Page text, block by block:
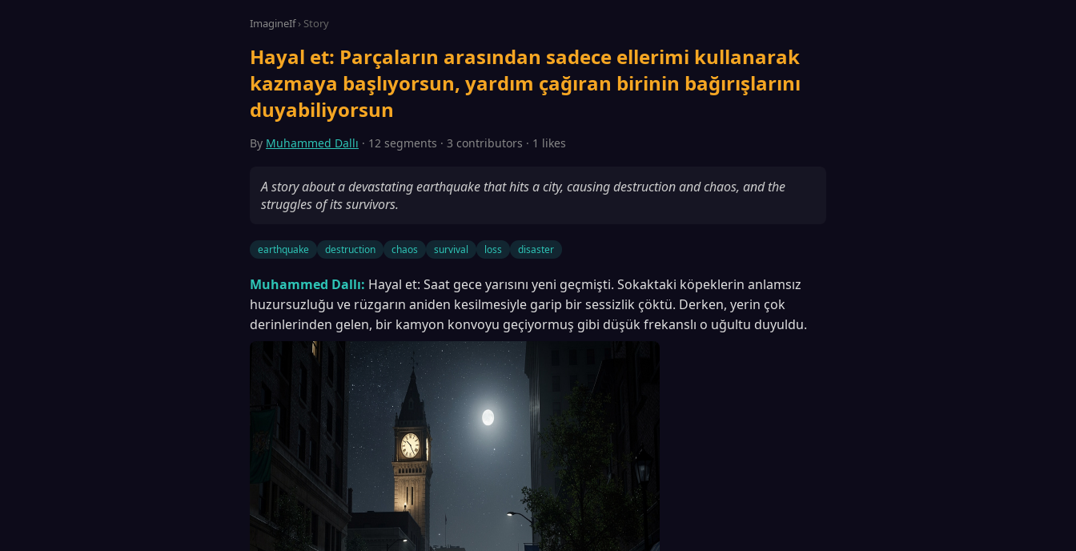
ImagineIf› Story
Hayal et: Parçaların arasından sadece ellerimi kullanarak
kazmaya başlıyorsun, yardım çağıran birinin bağırışlarını
duyabiliyorsun
By Muhammed Dallı · 12 segments · 3 contributors · 1 likes
A story about a devastating earthquake that hits a city, causing destruction and chaos, and the
struggles of its survivors.
earthquake destruction chaos survival loss disaster
Muhammed Dallı: Hayal et: Saat gece yarısını yeni geçmişti. Sokaktaki köpeklerin anlamsız
huzursuzluğu ve rüzgarın aniden kesilmesiyle garip bir sessizlik çöktü. Derken, yerin çok
derinlerinden gelen, bir kamyon konvoyu geçiyormuş gibi düşük frekanslı o uğultu duyuldu.